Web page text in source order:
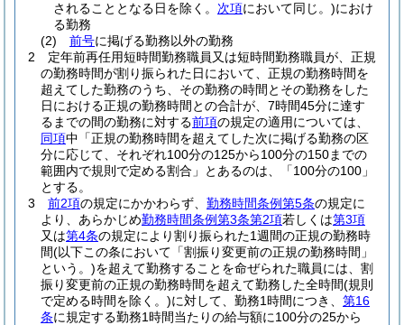
されることとなる日を除く。 次項において同じ。)におけ
る勤務
(2)
前号に掲げる勤務以外の勤務
2
定年前再任用短時間勤務職員又は短時間勤務職員が、正規
の勤務時間が割り振られた日において、正規の勤務時間を
超えてした勤務のうち、その勤務の時間とその勤務をした
日における正規の勤務時間との合計が、7時間45分に達す
るまでの間の勤務に対する前項の規定の適用については、
同項中「正規の勤務時間を超えてした次に掲げる勤務の区
分に応じて、それぞれ100分の125から100分の150までの
範囲内で規則で定める割合」とあるのは、「100分の100」
とする。
3
前2項の規定にかかわらず、 勤務時間条例第5条の規定に
より、あらかじめ勤務時間条例第3条第2項若しくは第3項
又は第4条の規定により割り振られた1週間の正規の勤務時
間(以下この条において「割振り変更前の正規の勤務時間」
という。)を超えて勤務することを命ぜられた職員には、割
振り変更前の正規の勤務時間を超えて勤務した全時間(規則
で定める時間を除く。)に対して、勤務1時間につき、 第16
条に規定する勤務1時間当たりの給与額に100分の25から